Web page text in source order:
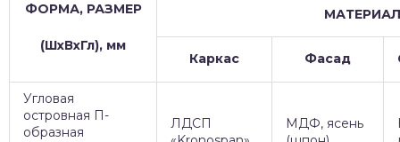
ФОРМА, РАЗМЕР
(ШхВхГл), мм
Каркас Фасад
Угловая
островная П-
образная
ЛДСП
МДФ, ясень